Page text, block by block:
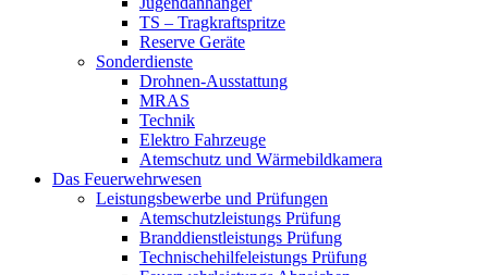
TS – Tragkraftspritze
Reserve Geräte
Sonderdienste
Drohnen-Ausstattung
MRAS
Technik
Elektro Fahrzeuge
Atemschutz und Wärmebildkamera
Das Feuerwehrwesen
Leistungsbewerbe und Prüfungen
Atemschutzleistungs Prüfung
Branddienstleistungs Prüfung
Technischehilfeleistungs Prüfung